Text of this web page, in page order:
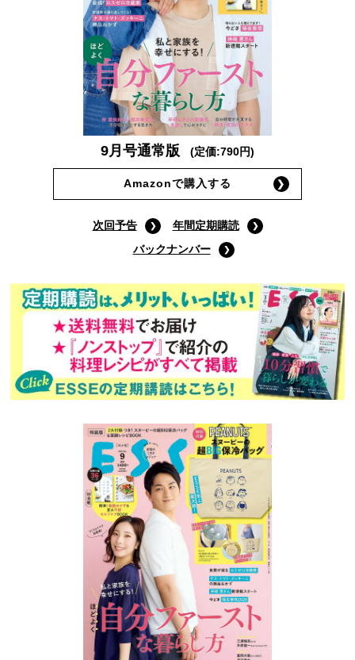
9月号通常版 (定価:790円)
Amazonで購入する
次回予告
年間定期購読
バックナンバー